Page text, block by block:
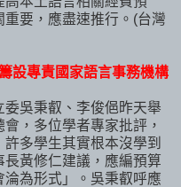
要，應盡速推行。(台灣
設專責國家語言事務機構
委吳秉叡、李俊俋昨天舉
，多位學者專家批評，
多學生其實根本沒學到
黃修仁建議，應編預算
為形式」。吳秉叡呼應